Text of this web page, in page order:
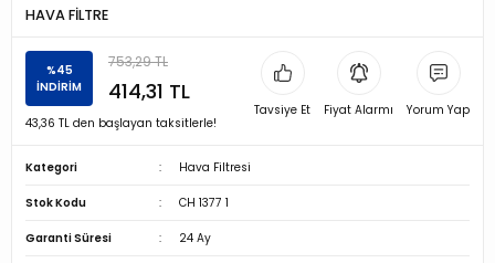
HAVA FİLTRE
%45
İNDİRİM
753,29 TL
414,31 TL
43,36 TL den başlayan taksitlerle!
Tavsiye Et Fiyat Alarmı Yorum Yap
Kategori Hava Filtresi
Stok Kodu CH 1377 1
Garanti Süresi 24 Ay